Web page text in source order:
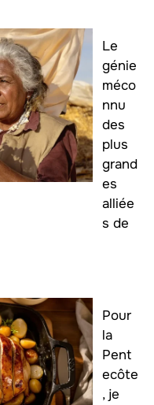
Le
génie
méco
nnu
des
plus
grand
es
alliée
s de
Pour
la
Pent
ecôte
, je